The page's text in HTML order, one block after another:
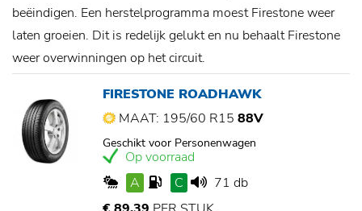
beëindigen. Een herstelprogramma moest Firestone weer
laten groeien. Dit is redelijk gelukt en nu behaalt Firestone
weer overwinningen op het circuit.
FIRESTONE ROADHAWK
MAAT: 195/60 R15 88V
Geschikt voor Personenwagen
Op voorraad
A
C
71 db